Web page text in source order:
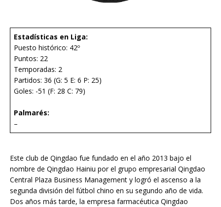
Estadísticas en Liga:
Puesto histórico: 42º
Puntos: 22
Temporadas: 2
Partidos: 36 (G: 5 E: 6 P: 25)
Goles: -51 (F: 28 C: 79)
Palmarés:
–
Este club de Qingdao fue fundado en el año 2013 bajo el
nombre de Qingdao Hainiu por el grupo empresarial Qingdao
Central Plaza Business Management y logró el ascenso a la
segunda división del fútbol chino en su segundo año de vida.
Dos años más tarde, la empresa farmacéutica Qingdao